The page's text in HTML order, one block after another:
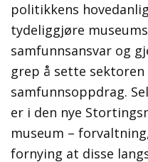
politikkens
tydeliggjøre
samfunnsansvar og
grep å sette
samfunnsoppdrag.
er i den nye
museum –
fornying at disse